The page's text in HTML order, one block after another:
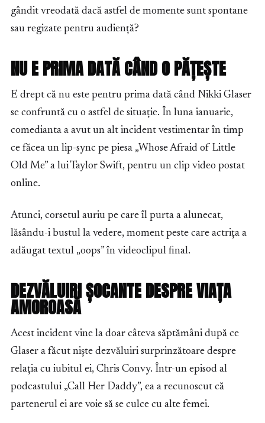
gândit vreodată dacă astfel de momente sunt spontane
sau regizate pentru audiență?
NU E PRIMA DATĂ CÂND O PĂȚEȘTE
E drept că nu este pentru prima dată când Nikki Glaser
se confruntă cu o astfel de situație. În luna ianuarie,
comedianta a avut un alt incident vestimentar în timp
ce făcea un lip-sync pe piesa „Whose Afraid of Little
Old Me” a lui Taylor Swift, pentru un clip video postat
online.
Atunci, corsetul auriu pe care îl purta a alunecat,
lăsându-i bustul la vedere, moment peste care actrița a
adăugat textul „oops” în videoclipul final.
DEZVĂLUIRI ȘOCANTE DESPRE VIAȚA
AMOROASĂ
Acest incident vine la doar câteva săptămâni după ce
Glaser a făcut niște dezvăluiri surprinzătoare despre
relația cu iubitul ei, Chris Convy. Într-un episod al
podcastului „Call Her Daddy”, ea a recunoscut că
partenerul ei are voie să se culce cu alte femei.